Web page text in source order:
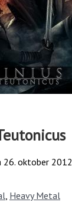
26. oktober 2012
Heavy Metal